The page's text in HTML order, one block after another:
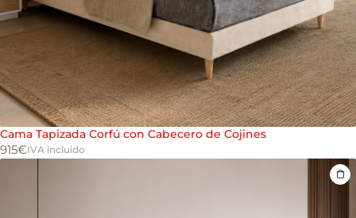
Cama Tapizada Corfú con Cabecero de Cojines
915€IVA incluido